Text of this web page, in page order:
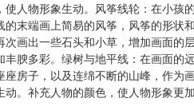
使人物形象生动。风筝线轮：在小
末端画上简易的风筝，风筝的形状
次画出一些石头和小草，增加画面
丰腴多彩。绿树与地平线：在画面
座房子，以及连绵不断的山峰，作
动。补充人物的颜色，使人物形象